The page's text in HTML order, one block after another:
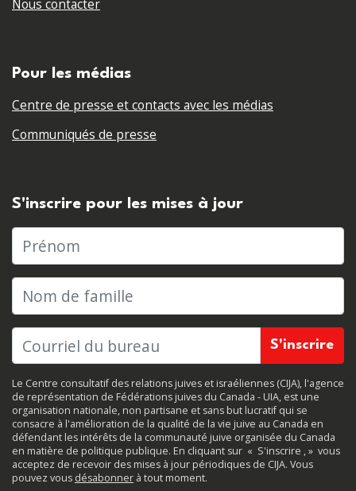
Nous contacter
Pour les médias
Centre de presse et contacts avec les médias
Communiqués de presse
S'inscrire pour les mises à jour
Prénom
Nom de famille
Le Centre consultatif des relations juives et israéliennes (CIJA), l'agence
de représentation de Fédérations juives du Canada - UIA, est une
organisation nationale, non partisane et sans but lucratif qui se
consacre à l'amélioration de la qualité de la vie juive au Canada en
défendant les intérêts de la communauté juive organisée du Canada
en matière de politique publique. En cliquant sur « S'inscrire , » vous
acceptez de recevoir des mises à jour périodiques de CIJA. Vous
pouvez vous désabonner à tout moment.